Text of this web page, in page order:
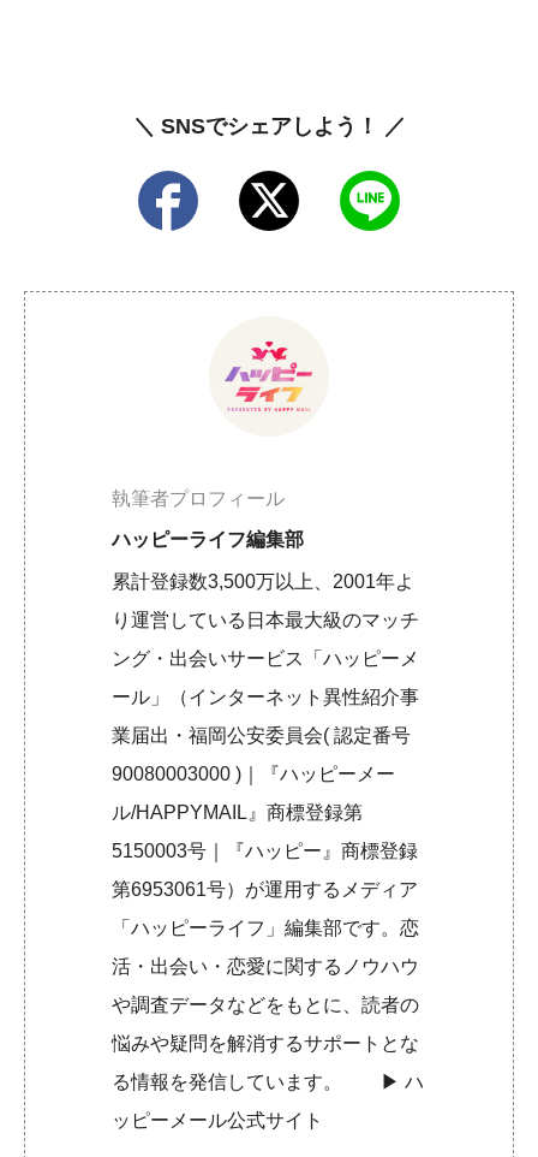
＼ SNSでシェアしよう！ ／
執筆者プロフィール
ハッピーライフ編集部
累計登録数3,500万以上、2001年よ
り運営している日本最大級のマッチ
ング・出会いサービス「ハッピーメ
ール」（インターネット異性紹介事
業届出・福岡公安委員会( 認定番号
90080003000 )｜『ハッピーメー
ル/HAPPYMAIL』商標登録第
5150003号｜『ハッピー』商標登録
第6953061号）が運用するメディア
「ハッピーライフ」編集部です。恋
活・出会い・恋愛に関するノウハウ
や調査データなどをもとに、読者の
悩みや疑問を解消するサポートとな
る情報を発信しています。 ▶︎ハ
ッピーメール公式サイト